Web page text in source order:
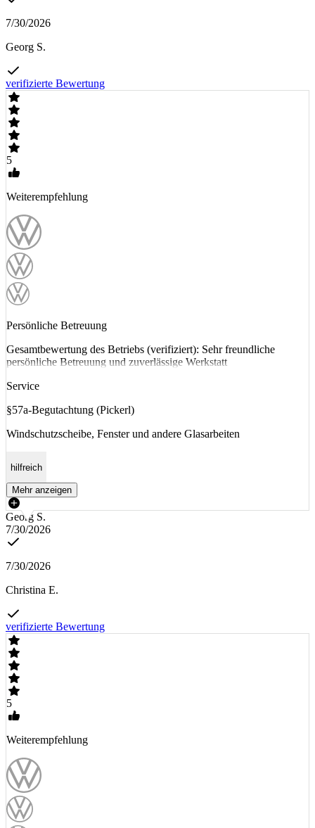
7/30/2026
Georg S.
verifizierte Bewertung
5
Weiterempfehlung
Persönliche Betreuung
Gesamtbewertung des Betriebs (verifiziert): Sehr freundliche
persönliche Betreuung und zuverlässige Werkstatt
Service
§57a-Begutachtung (Pickerl)
Windschutzscheibe, Fenster und andere Glasarbeiten
hilfreich
Mehr anzeigen
Georg S.
7/30/2026
7/30/2026
Christina E.
verifizierte Bewertung
5
Weiterempfehlung